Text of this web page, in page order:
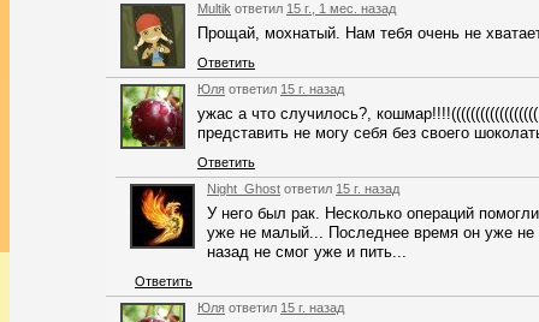
Multik ответил 15 г., 1 мес. назад
Прощай, мохнатый. Нам тебя очень не
Ответить
Юля ответил 15 г. назад
ужас а что случилось?,
представить не могу себя без своего
Ответить
Night_Ghost ответил 15 г. назад
У него был рак. Несколько операций
уже не малый... Последнее время он уже
назад не смог уже и пить...
Ответить
Юля ответил 15 г. назад